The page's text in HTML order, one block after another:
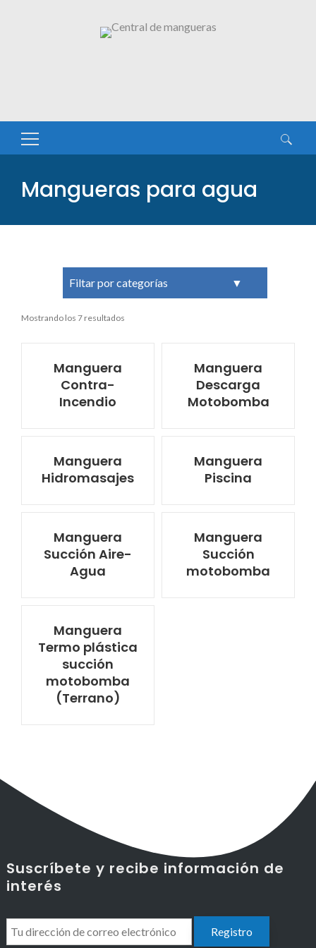
Buscar:
Mangueras para agua
Filtar por categorías
Mostrando los 7 resultados
Manguera
Contra-
Incendio
Manguera
Descarga
Motobomba
Manguera
Hidromasajes
Manguera
Piscina
Manguera
Succión Aire-
Agua
Manguera
Succión
motobomba
Manguera
Termo plástica
succión
motobomba
(Terrano)
Suscríbete y recibe información de
interés